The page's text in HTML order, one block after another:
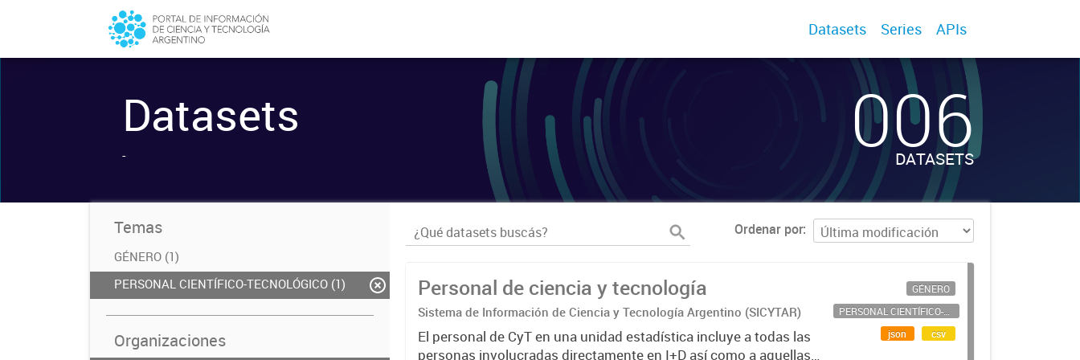
Datasets Series APIs
Datasets
- 006
DATASETS
Temas
GÉNERO (1)
PERSONAL CIENTÍFICO-TECNOLÓGICO (1)
Organizaciones
Ordenar por
Personal de ciencia y tecnología
Sistema de Información de Ciencia y Tecnología Argentino (SICYTAR)
El personal de CyT en una unidad estadística incluye a todas las
personas involucradas directamente en I+D así como a aquellas
GÉNERO
PERSONAL CIENTÍFICO-TECNOLÓGICO
json
csv